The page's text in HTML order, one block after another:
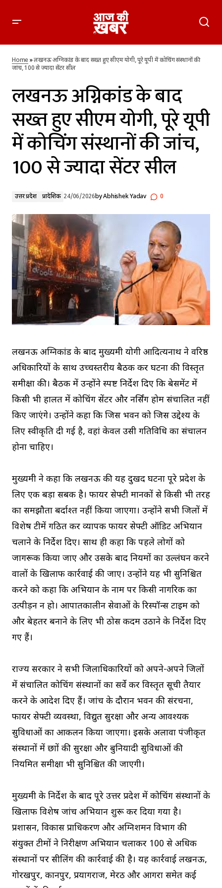
संस्थानों की जांच, 100 से ज्यादा सेंटर सील
Home»लखनऊ अग्निकांड के बाद सख्त हुए सीएम योगी, पूरे यूपी में कोचिंग संस्थानों की
जांच, 100 से ज्यादा सेंटर सील
लखनऊ अग्निकांड के बाद
सख्त हुए सीएम योगी, पूरे यूपी
में कोचिंग संस्थानों की जांच,
100 से ज्यादा सेंटर सील
उत्तर प्रदेश प्रादेशिक 24/06/2026byAbhishek Yadav 0
लखनऊ अग्निकांड के बाद मुख्यमंत्री योगी आदित्यनाथ ने वरिष्ठ
अधिकारियों के साथ उच्चस्तरीय बैठक कर घटना की विस्तृत
समीक्षा की। बैठक में उन्होंने स्पष्ट निर्देश दिए कि बेसमेंट में
किसी भी हालत में कोचिंग सेंटर और नर्सिंग होम संचालित नहीं
किए जाएंगे। उन्होंने कहा कि जिस भवन को जिस उद्देश्य के
लिए स्वीकृति दी गई है, वहां केवल उसी गतिविधि का संचालन
होना चाहिए।
मुख्यमंत्री ने कहा कि लखनऊ की यह दुखद घटना पूरे प्रदेश के
लिए एक बड़ा सबक है। फायर सेफ्टी मानकों से किसी भी तरह
का समझौता बर्दाश्त नहीं किया जाएगा। उन्होंने सभी जिलों में
विशेष टीमें गठित कर व्यापक फायर सेफ्टी ऑडिट अभियान
चलाने के निर्देश दिए। साथ ही कहा कि पहले लोगों को
जागरूक किया जाए और उसके बाद नियमों का उल्लंघन करने
वालों के खिलाफ कार्रवाई की जाए। उन्होंने यह भी सुनिश्चित
करने को कहा कि अभियान के नाम पर किसी नागरिक का
उत्पीड़न न हो। आपातकालीन सेवाओं के रिस्पॉन्स टाइम को
और बेहतर बनाने के लिए भी ठोस कदम उठाने के निर्देश दिए
गए हैं।
राज्य सरकार ने सभी जिलाधिकारियों को अपने-अपने जिलों
में संचालित कोचिंग संस्थानों का सर्वे कर विस्तृत सूची तैयार
करने के आदेश दिए हैं। जांच के दौरान भवन की संरचना,
फायर सेफ्टी व्यवस्था, विद्युत सुरक्षा और अन्य आवश्यक
सुविधाओं का आकलन किया जाएगा। इसके अलावा पंजीकृत
संस्थानों में छात्रों की सुरक्षा और बुनियादी सुविधाओं की
नियमित समीक्षा भी सुनिश्चित की जाएगी।
मुख्यमंत्री के निर्देश के बाद पूरे उत्तर प्रदेश में कोचिंग संस्थानों के
खिलाफ विशेष जांच अभियान शुरू कर दिया गया है।
प्रशासन, विकास प्राधिकरण और अग्निशमन विभाग की
संयुक्त टीमों ने निरीक्षण अभियान चलाकर 100 से अधिक
संस्थानों पर सीलिंग की कार्रवाई की है। यह कार्रवाई लखनऊ,
गोरखपुर, कानपुर, प्रयागराज, मेरठ और आगरा समेत कई